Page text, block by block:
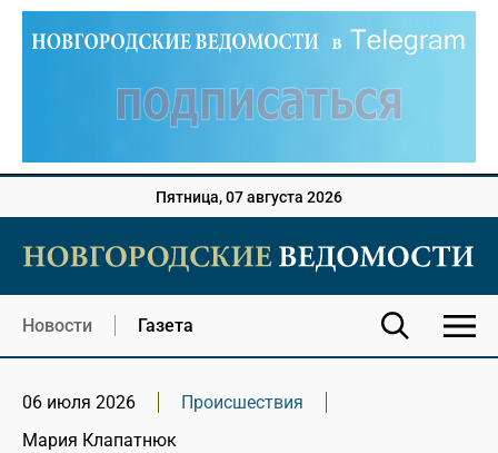
Пятница, 07 августа 2026
Новости Газета
06 июля 2026
Происшествия
Мария Клапатнюк